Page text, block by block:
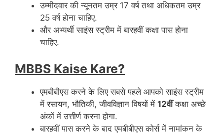
उम्मीदवार की न्यूनतम उम्र 17 वर्ष तथा अधिकतम उम्र
25 वर्ष होना चाहिए.
और अभ्यर्थी साइंस स्ट्रीम में बारहवीं कक्षा पास होना
चाहिए.
MBBS Kaise Kare?
एमबीबीएस करने के लिए सबसे पहले आपको साइंस स्ट्रीम
में रसायन, भौतिकी, जीवविज्ञान विषयों में 12वींकक्षा अच्छे
अंकों में उत्तीर्ण करना होगा.
बारहवीं पास करने के बाद एमबीबीएस कोर्स में नामांकन के